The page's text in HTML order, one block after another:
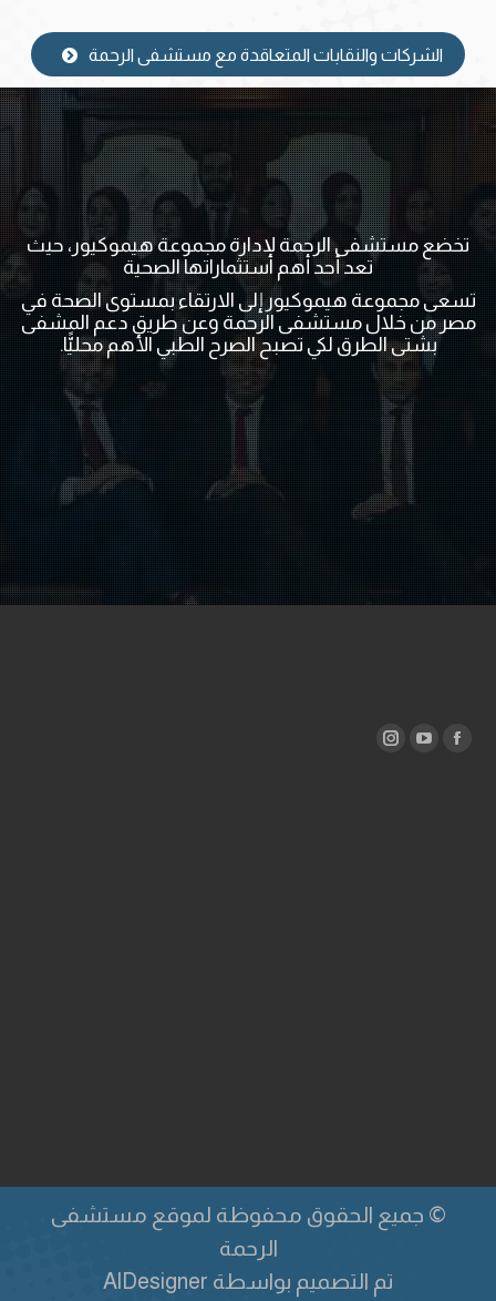
الشركات والنقابات المتعاقدة مع مستشفى الرحمة
تخضع مستشفى الرحمة لإدارة مجموعة هيموكيور، حيث
تعد أحد أهم استثماراتها الصحية
تسعى مجموعة هيموكيور إلى الارتقاء بمستوى الصحة في
مصر من خلال مستشفى الرحمة وعن طريق دعم المشفى
بشتى الطرق لكي تصبح الصرح الطبي الأهم محليًّا.
© جميع الحقوق محفوظة لموقع مستشفى
الرحمة
تم التصميم بواسطة AlDesigner